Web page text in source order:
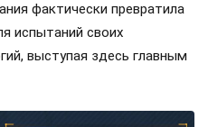
фактически превратила
испытаний своих
выступая здесь главным